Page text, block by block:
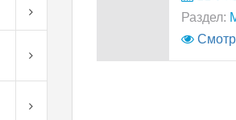
Раздел: